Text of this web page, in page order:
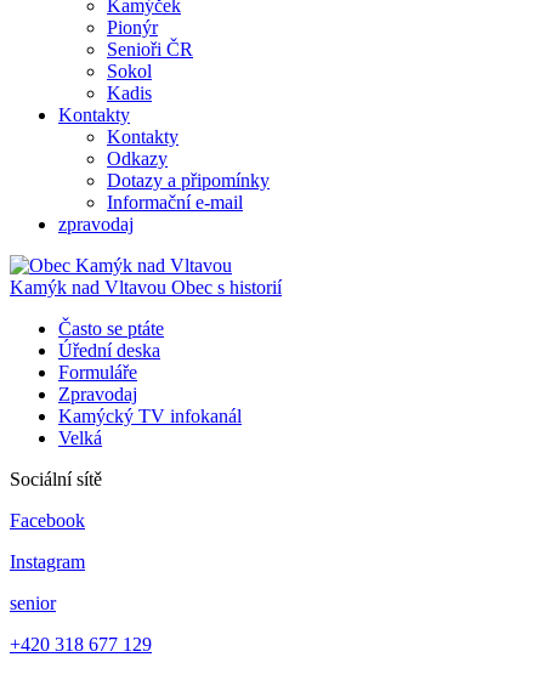
Kamýček
Pionýr
Senioři ČR
Sokol
Kadis
Kontakty
Kontakty
Odkazy
Dotazy a připomínky
Informační e-mail
zpravodaj
Kamýk nad Vltavou Obec s historií
Často se ptáte
Úřední deska
Formuláře
Zpravodaj
Kamýcký TV infokanál
Velká
Sociální sítě
Facebook
Instagram
senior
+420 318 677 129